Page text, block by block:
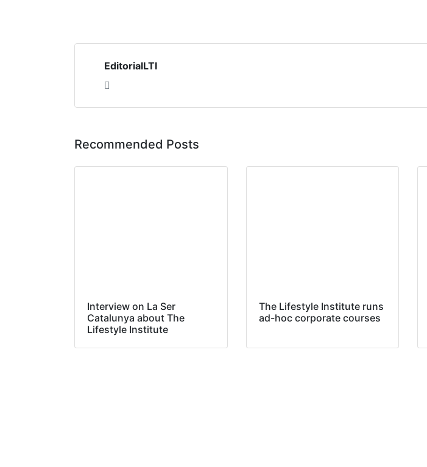
EditorialLTI
Recommended Posts
Interview on La Ser
Catalunya about The
Lifestyle Institute
The Lifestyle Institute runs
ad-hoc corporate courses